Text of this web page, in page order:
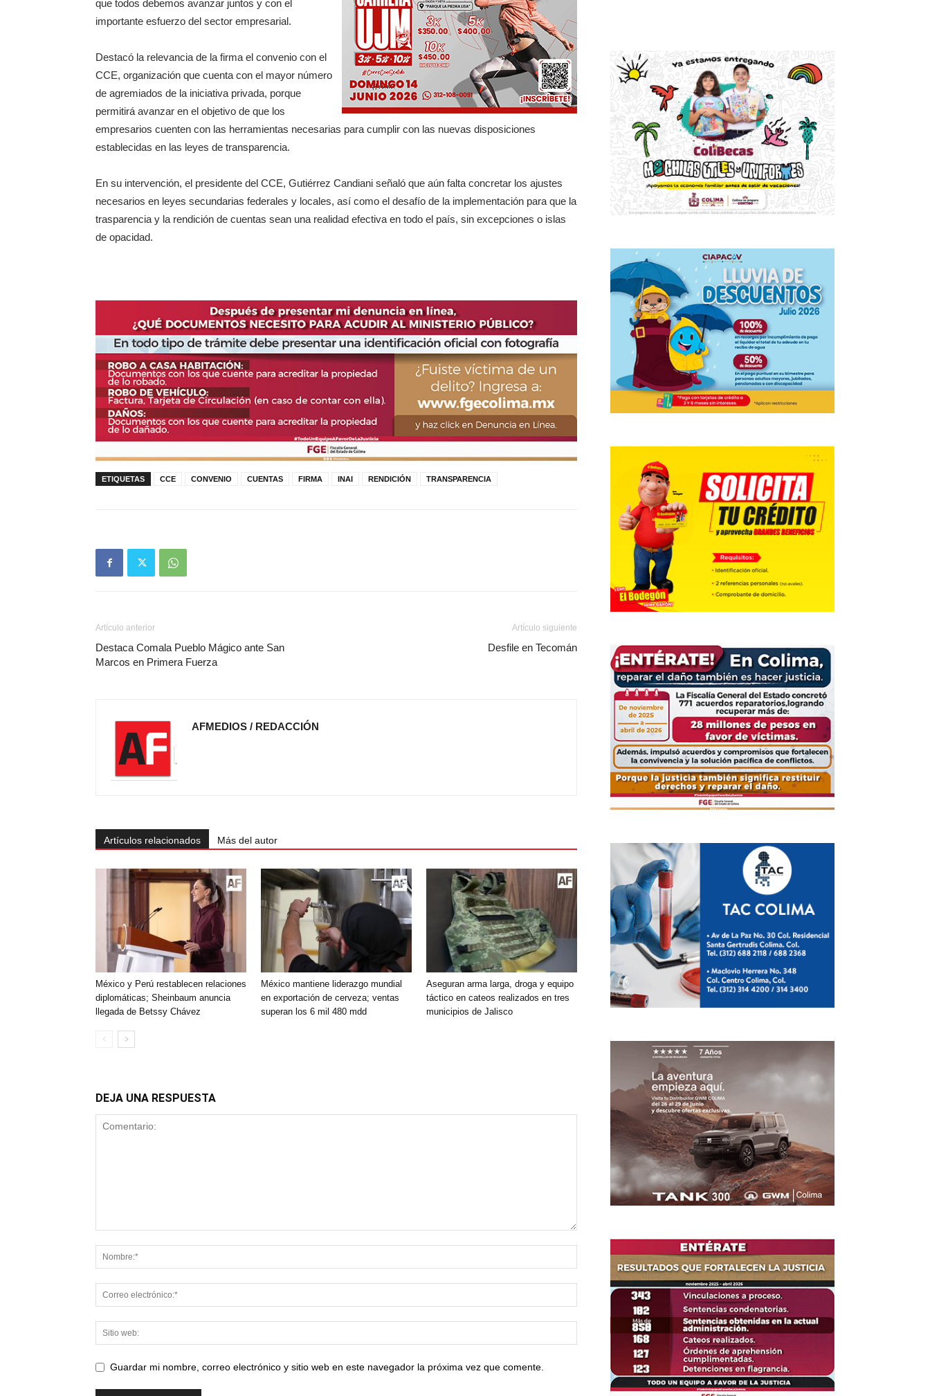
que todos debemos avanzar juntos y con el
importante esfuerzo del sector empresarial.
Destacó la relevancia de la firma el convenio con el
CCE, organización que cuenta con el mayor número
de agremiados de la iniciativa privada, porque
permitirá avanzar en el objetivo de que los
empresarios cuenten con las herramientas necesarias para cumplir con las nuevas disposiciones
establecidas en las leyes de transparencia.
En su intervención, el presidente del CCE, Gutiérrez Candiani señaló que aún falta concretar los ajustes
necesarios en leyes secundarias federales y locales, así como el desafío de la implementación para que la
trasparencia y la rendición de cuentas sean una realidad efectiva en todo el país, sin excepciones o islas
de opacidad.
ETIQUETAS CCE CONVENIO CUENTAS FIRMA INAI RENDICIÓN TRANSPARENCIA
Artículo anterior
Destaca Comala Pueblo Mágico ante San
Marcos en Primera Fuerza
Artículo siguiente
Desfile en Tecomán
AFMEDIOS / REDACCIÓN
Artículos relacionados Más del autor
México y Perú restablecen relaciones
diplomáticas; Sheinbaum anuncia
llegada de Betssy Chávez
México mantiene liderazgo mundial
en exportación de cerveza; ventas
superan los 6 mil 480 mdd
Aseguran arma larga, droga y equipo
táctico en cateos realizados en tres
municipios de Jalisco
DEJA UNA RESPUESTA
Guardar mi nombre, correo electrónico y sitio web en este navegador la próxima vez que comente.